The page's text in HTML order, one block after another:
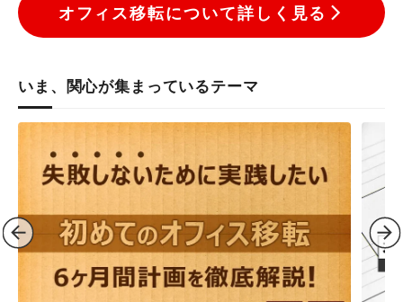
オフィス移転について詳しく見る
いま、関心が集まっているテーマ